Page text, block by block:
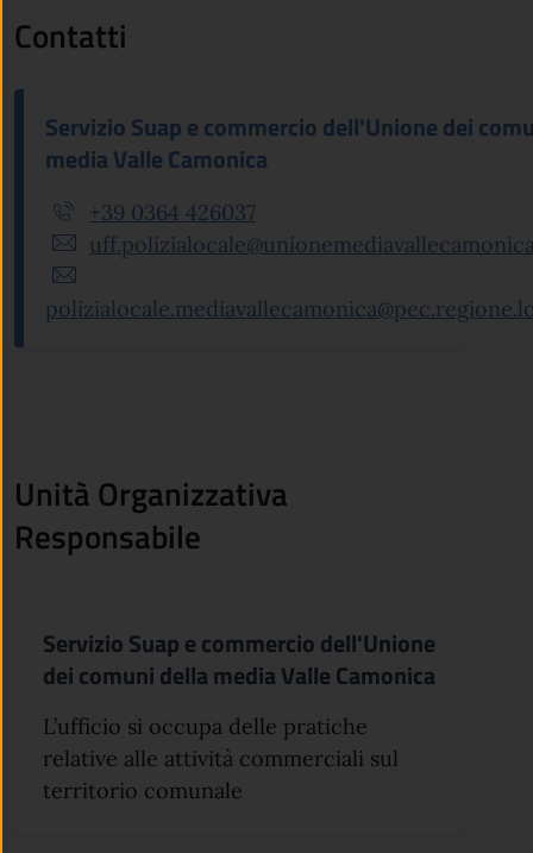
Contatti
Servizio Suap e commercio dell'Unione dei
media Valle Camonica
+39 0364 426037
Unità Organizzativa
Responsabile
Servizio Suap e commercio dell'Unione
dei comuni della media Valle Camonica
L’ufficio si occupa delle pratiche
relative alle attività commerciali sul
territorio comunale